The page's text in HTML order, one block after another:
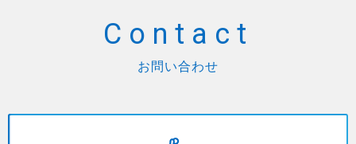
Contact
お問い合わせ